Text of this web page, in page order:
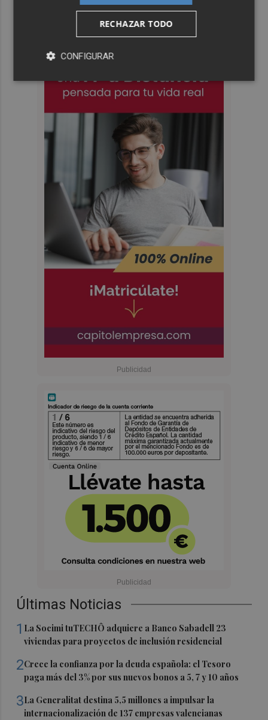
Últimas Noticias
1 La Socimi tuTECHÔ adquiere a Banco Sabadell 23
viviendas para proyectos de inclusión residencial
2Crece la confianza por la deuda española: el Tesoro
paga más del 3% por sus nuevos bonos a 5, 7 y 10 años
3La Generalitat destina 5,5 millones a impulsar la
internacionalización de 137 empresas valencianas
RECHAZAR TODO
CONFIGURAR